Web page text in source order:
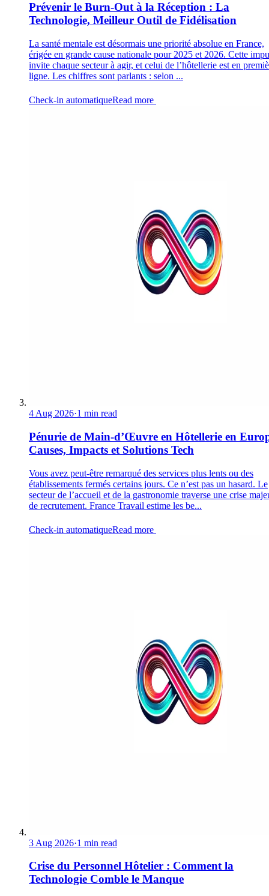
Prévenir le Burn-Out à la Réception : La
Technologie, Meilleur Outil de Fidélisation
La santé mentale est désormais une priorité absolue en France,
érigée en grande cause nationale pour 2025 et 2026. Cette
invite chaque secteur à agir, et celui de l’hôtellerie est en
ligne. Les chiffres sont parlants : selon ...
Check-in automatiqueRead more
4 Aug 2026·1 min read
Pénurie de Main-d’Œuvre en Hôtellerie en
Causes, Impacts et Solutions Tech
Vous avez peut-être remarqué des services plus lents ou des
établissements fermés certains jours. Ce n’est pas un hasard. Le
secteur de l’accueil et de la gastronomie traverse une crise
de recrutement. France Travail estime les be...
Check-in automatiqueRead more
3 Aug 2026·1 min read
Crise du Personnel Hôtelier : Comment la
Technologie Comble le Manque